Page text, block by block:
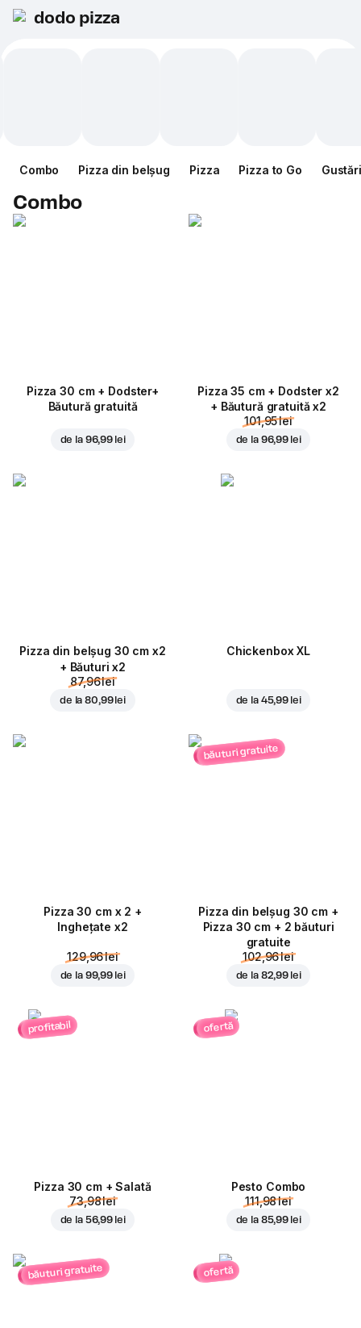
dodo pizza
Combo Pizza din belșug Pizza Pizza to Go Gustări
Combo
Pizza 30 cm + Dodster+
Băutură gratuită
de la 96,99 lei
Pizza 35 cm + Dodster x2
+ Băutură gratuită x2
101,95 lei
de la 96,99 lei
Pizza din belșug 30 cm x2
+ Băuturi x2
87,96 lei
de la80,99 lei
Chickenbox XL
de la 45,99 lei
Pizza 30 cm x 2 +
Inghețate x2
129,96 lei
de la 99,99 lei
băuturi gratuite
Pizza din belșug 30 cm +
Pizza 30 cm + 2 băuturi
gratuite
102,96 lei
de la 82,99 lei
profitabil
Pizza 30 cm + Salată
73,98 lei
de la 56,99 lei
ofertă
Pesto Combo
111,98 lei
de la 85,99 lei
băuturi gratuite ofertă